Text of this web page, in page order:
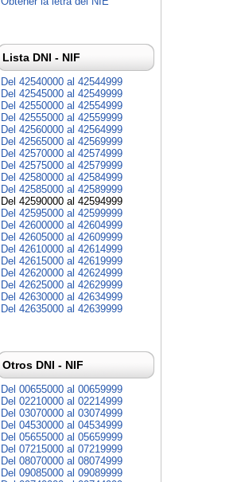
Lista DNI - NIF
Del 42540000 al 42544999
Del 42545000 al 42549999
Del 42550000 al 42554999
Del 42555000 al 42559999
Del 42560000 al 42564999
Del 42565000 al 42569999
Del 42570000 al 42574999
Del 42575000 al 42579999
Del 42580000 al 42584999
Del 42585000 al 42589999
Del 42590000 al 42594999
Del 42595000 al 42599999
Del 42600000 al 42604999
Del 42605000 al 42609999
Del 42610000 al 42614999
Del 42615000 al 42619999
Del 42620000 al 42624999
Del 42625000 al 42629999
Del 42630000 al 42634999
Del 42635000 al 42639999
Otros DNI - NIF
Del 00655000 al 00659999
Del 02210000 al 02214999
Del 03070000 al 03074999
Del 04530000 al 04534999
Del 05655000 al 05659999
Del 07215000 al 07219999
Del 08070000 al 08074999
Del 09085000 al 09089999